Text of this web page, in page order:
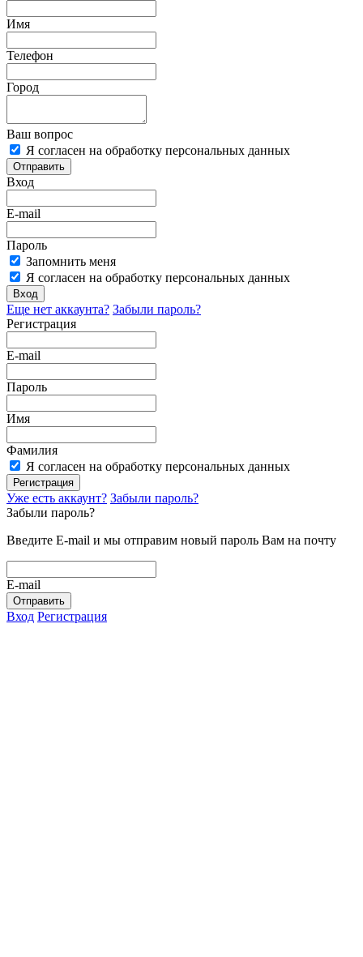
Имя
Телефон
Город
Ваш вопрос
Я согласен на обработку персональных данных
Отправить
Вход
E-mail
Пароль
Запомнить меня
Я согласен на обработку персональных данных
Вход
Еще нет аккаунта? Забыли пароль?
Регистрация
E-mail
Пароль
Имя
Фамилия
Я согласен на обработку персональных данных
Регистрация
Уже есть аккаунт? Забыли пароль?
Забыли пароль?
Введите E-mail и мы отправим новый пароль Вам на почту
E-mail
Отправить
Вход Регистрация